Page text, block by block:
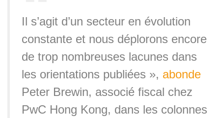
Il s’agit d’un secteur en évolution
constante et nous déplorons encore
de trop nombreuses lacunes dans
les orientations publiées », abonde
Peter Brewin, associé fiscal chez
PwC Hong Kong, dans les colonnes